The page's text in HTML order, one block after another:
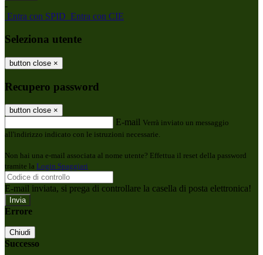
-
Entra con SPID Entra con CIE
Seleziona utente
button close ×
Recupero password
button close ×
E-mail Verrà inviato un messaggio
all'indirizzo indicato con le istruzioni necessarie.
Non hai una e-mail associata al nome utente? Effettua il reset della password
tramite la Login Spaggiari
E-mail inviata, si prega di controllare la casella di posta elettronica!
Errore
Chiudi
Successo